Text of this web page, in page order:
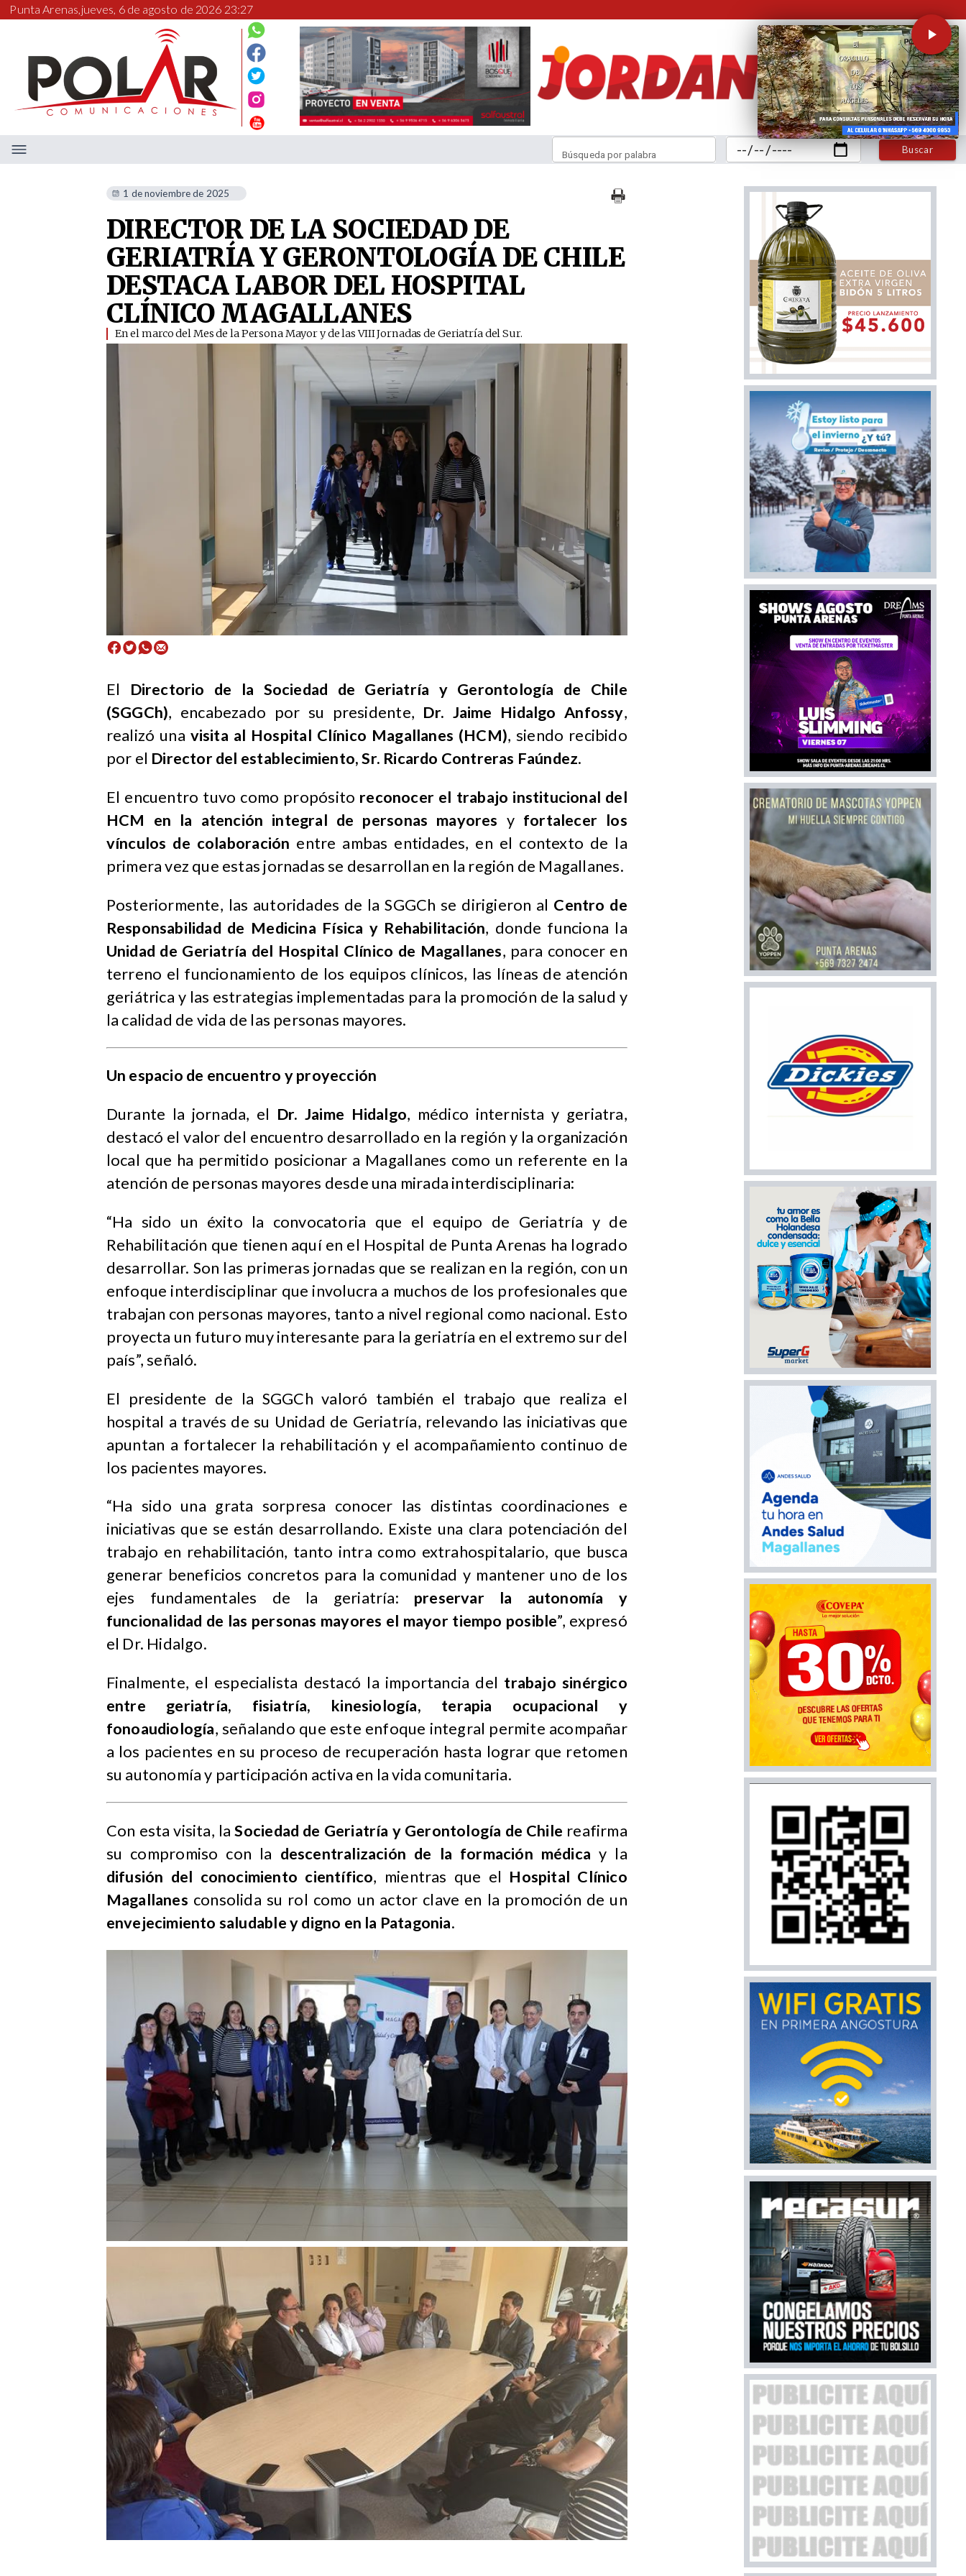
Punta Arenas,jueves, 6 de agosto de 2026 23:27
Buscar
Búsqueda por palabra
1 de noviembre de 2025
DIRECTOR DE LA SOCIEDAD DE
GERIATRÍA Y GERONTOLOGÍA DE CHILE
DESTACA LABOR DEL HOSPITAL
CLÍNICO MAGALLANES
En el marco del Mes de la Persona Mayor y de las VIII Jornadas de Geriatría del Sur. ​
El Directorio de la Sociedad de Geriatría y Gerontología de Chile
(SGGCh), encabezado por su presidente, Dr. Jaime Hidalgo Anfossy,
realizó una visita al Hospital Clínico Magallanes (HCM), siendo recibido
por el Director del establecimiento, Sr. Ricardo Contreras Faúndez.
El encuentro tuvo como propósito reconocer el trabajo institucional del
HCM en la atención integral de personas mayores y fortalecer los
vínculos de colaboración entre ambas entidades, en el contexto de la
primera vez que estas jornadas se desarrollan en la región de Magallanes.
Posteriormente, las autoridades de la SGGCh se dirigieron al Centro de
Responsabilidad de Medicina Física y Rehabilitación, donde funciona la
Unidad de Geriatría del Hospital Clínico de Magallanes, para conocer en
terreno el funcionamiento de los equipos clínicos, las líneas de atención
geriátrica y las estrategias implementadas para la promoción de la salud y
la calidad de vida de las personas mayores.
Un espacio de encuentro y proyección
Durante la jornada, el Dr. Jaime Hidalgo, médico internista y geriatra,
destacó el valor del encuentro desarrollado en la región y la organización
local que ha permitido posicionar a Magallanes como un referente en la
atención de personas mayores desde una mirada interdisciplinaria:
“Ha sido un éxito la convocatoria que el equipo de Geriatría y de
Rehabilitación que tienen aquí en el Hospital de Punta Arenas ha logrado
desarrollar. Son las primeras jornadas que se realizan en la región, con un
enfoque interdisciplinar que involucra a muchos de los profesionales que
trabajan con personas mayores, tanto a nivel regional como nacional. Esto
proyecta un futuro muy interesante para la geriatría en el extremo sur del
país”, señaló.
El presidente de la SGGCh valoró también el trabajo que realiza el
hospital a través de su Unidad de Geriatría, relevando las iniciativas que
apuntan a fortalecer la rehabilitación y el acompañamiento continuo de
los pacientes mayores.
“Ha sido una grata sorpresa conocer las distintas coordinaciones e
iniciativas que se están desarrollando. Existe una clara potenciación del
trabajo en rehabilitación, tanto intra como extrahospitalario, que busca
generar beneficios concretos para la comunidad y mantener uno de los
ejes fundamentales de la geriatría: preservar la autonomía y
funcionalidad de las personas mayores el mayor tiempo posible”, expresó
el Dr. Hidalgo.
Finalmente, el especialista destacó la importancia del trabajo sinérgico
entre geriatría, fisiatría, kinesiología, terapia ocupacional y
fonoaudiología, señalando que este enfoque integral permite acompañar
a los pacientes en su proceso de recuperación hasta lograr que retomen
su autonomía y participación activa en la vida comunitaria.
Con esta visita, laSociedad de Geriatría y Gerontología de Chile reafirma
su compromiso con la descentralización de la formación médica y la
difusión del conocimiento científico, mientras que el Hospital Clínico
Magallanes consolida su rol como un actor clave en la promoción de un
envejecimiento saludable y digno en la Patagonia.